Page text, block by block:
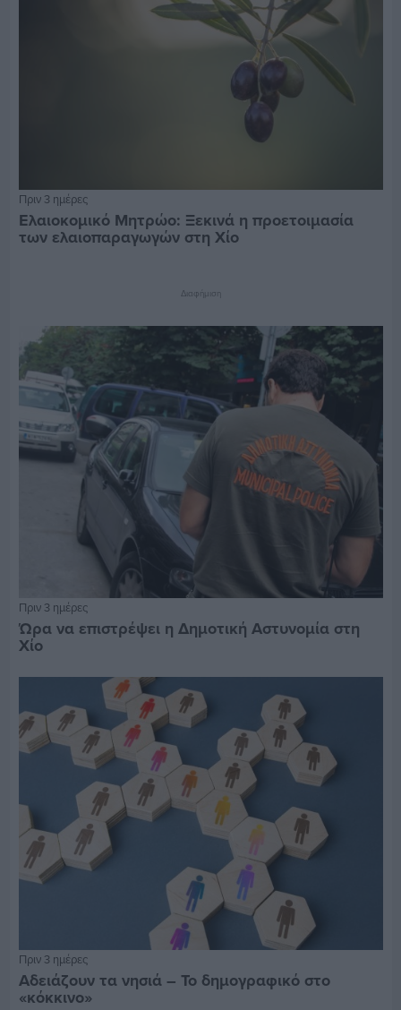
Πριν 3 ημέρες
Ελαιοκομικό Μητρώο: Ξεκινά η προετοιμασία
των ελαιοπαραγωγών στη Χίο
Διαφήμιση
Πριν 3 ημέρες
Ώρα να επιστρέψει η Δημοτική Αστυνομία στη
Χίο
Πριν 3 ημέρες
Αδειάζουν τα νησιά – Το δημογραφικό στο
«κόκκινο»